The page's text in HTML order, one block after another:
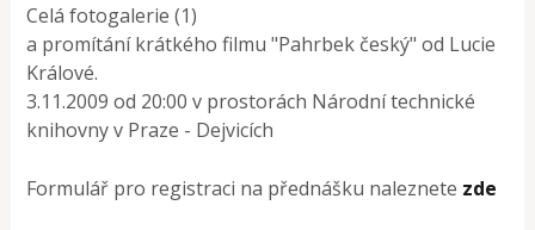
Celá fotogalerie (1)
a promítání krátkého filmu "Pahrbek český" od Lucie
Králové.
3.11.2009 od 20:00 v prostorách Národní technické
knihovny v Praze - Dejvicích
Formulář pro registraci na přednášku naleznete zde